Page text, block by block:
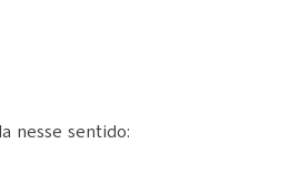
nesse sentido: